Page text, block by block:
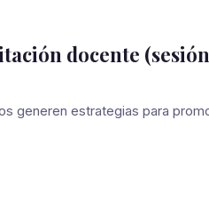
docente
generen estrategias para